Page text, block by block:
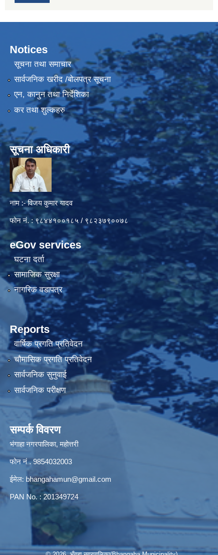
Notices
सूचना तथा समाचार
सार्वजनिक खरीद /बोलपत्र सूचना
एन, कानुन तथा निर्देशिका
कर तथा शुल्कहरु
सूचना अधिकारी
नाम :- विजय कुमार यादव
फोन नं. : ९८४४१००१८५ / ९८२३७९००७८
eGov services
घटना दर्ता
सामाजिक सुरक्षा
नागरिक वडापत्र
Reports
वार्षिक प्रगति प्रतिवेदन
चौमासिक प्रगति प्रतिवेदन
सार्वजनिक सुनुवाई
सार्वजनिक परीक्षण
सम्पर्क विवरण
भंगाहा नगरपालिका, महोत्तरी
फोन नं . 9854032003
ईमेल: bhangahamun@gmail.com
PAN No. : 201349724